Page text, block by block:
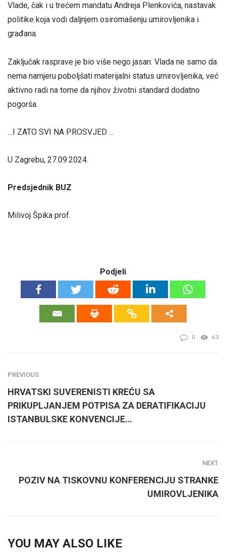
Vlade, čak i u trećem mandatu Andreja Plenkovića, nastavak
politike koja vodi daljnjem osiromašenju umirovljenika i
građana.
Zaključak rasprave je bio više nego jasan: Vlada ne samo da
nema namjeru poboljšati materijalni status umirovljenika, već
aktivno radi na tome da njihov životni standard dodatno
pogorša.
…I ZATO SVI NA PROSVJED …
U Zagrebu, 27.09.2024.
Predsjednik BUZ
Milivoj Špika prof.
Podjeli
0 63
PREVIOUS
HRVATSKI SUVERENISTI KREĆU SA
PRIKUPLJANJEM POTPISA ZA DERATIFIKACIJU
ISTANBULSKE KONVENCIJE…
NEXT
POZIV NA TISKOVNU KONFERENCIJU STRANKE
UMIROVLJENIKA
YOU MAY ALSO LIKE